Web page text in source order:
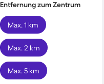
Entfernung zum Zentrum
Max. 1 km
Max. 2 km
Max. 5 km